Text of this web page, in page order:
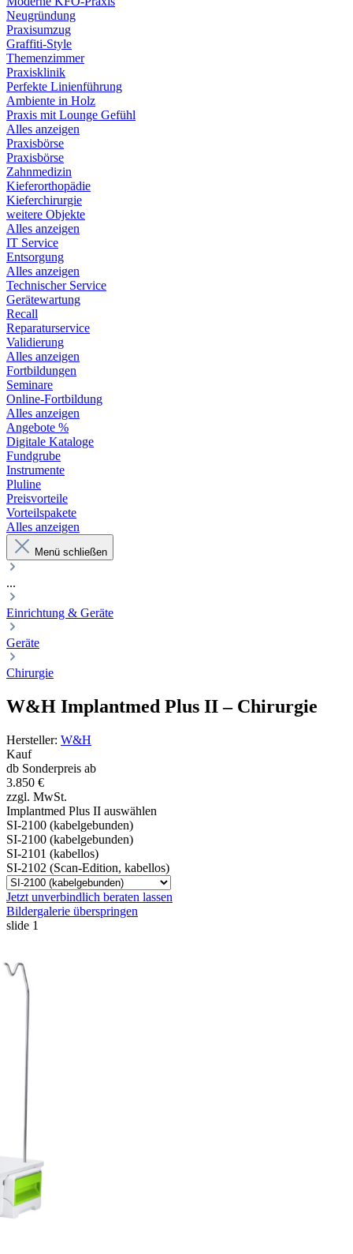
Neugründung
Praxisumzug
Graffiti-Style
Themenzimmer
Praxisklinik
Perfekte Linienführung
Ambiente in Holz
Praxis mit Lounge Gefühl
Alles anzeigen
Praxisbörse
Praxisbörse
Zahnmedizin
Kieferorthopädie
Kieferchirurgie
weitere Objekte
Alles anzeigen
IT Service
Entsorgung
Alles anzeigen
Technischer Service
Gerätewartung
Recall
Reparaturservice
Validierung
Alles anzeigen
Fortbildungen
Seminare
Online-Fortbildung
Alles anzeigen
Angebote %
Digitale Kataloge
Fundgrube
Instrumente
Pluline
Preisvorteile
Vorteilspakete
Alles anzeigen
Menü schließen
...
Einrichtung & Geräte
Geräte
Chirurgie
W&H Implantmed Plus II– Chirurgie
Hersteller: W&H
Kauf
db Sonderpreis ab
3.850 €
zzgl. MwSt.
Implantmed Plus II auswählen
SI-2100 (kabelgebunden)
SI-2100 (kabelgebunden)
SI-2101 (kabellos)
SI-2102 (Scan-Edition, kabellos)
Jetzt unverbindlich beraten lassen
Bildergalerie überspringen
slide 1